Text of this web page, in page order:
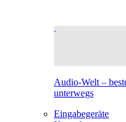
Audio-Welt –
unterwegs
Eingabegeräte